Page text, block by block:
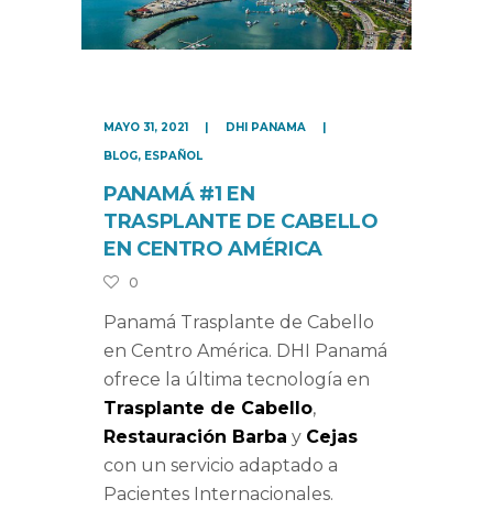
MAYO 31, 2021
DHI PANAMA
BLOG, ESPAÑOL
PANAMÁ #1 EN
TRASPLANTE DE CABELLO
EN CENTRO AMÉRICA
0
Panamá Trasplante de Cabello
en Centro América. DHI Panamá
ofrece la última tecnología en
Trasplante de Cabello,
Restauración Barba y Cejas
con un servicio adaptado a
Pacientes Internacionales.